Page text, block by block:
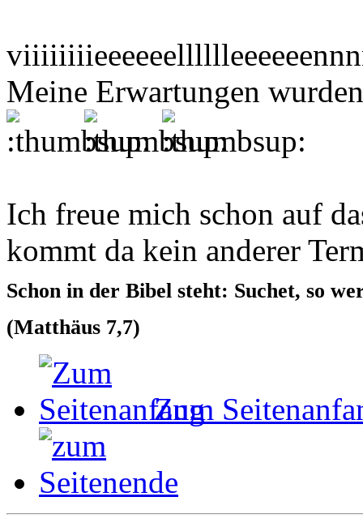
Meine Erwartungen
Ich freue mich schon auf
kommt da kein anderer
Schon in der Bibel steht: Suchet, so
(Matthäus 7,7)
Zum